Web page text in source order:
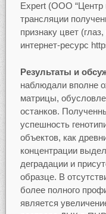
Expert (ООО “Центр
трансляции
признаку цвет
интернет-ресурс
Результаты и
наблюдали вполне
матрицы,
останков.
успешность
объектов, как
концентрации
деградации и
образце. В
более полного
является